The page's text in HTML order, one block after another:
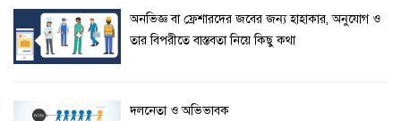
অনভিজ্ঞ বা ফ্রেশারদের জবের জন্য হাহাকার, অনুযোগ ও
তার বিপরীতে বাস্তবতা নিয়ে কিছু কথা
দলনেতা ও অভিভাবক